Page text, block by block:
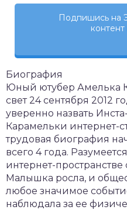
Подпишись
Биография
Юный ютубер Амелька
свет 24 сентября 2012
уверенно назвать
Карамельки интернет-
трудовая биография
всего 4 года.
интернет-
Малышка росла, и
любое значимое
наблюдала за ее